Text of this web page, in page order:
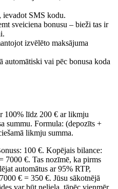
ievadot SMS kodu.
sveiciena bonusu – bieži tas ir
izvēlēto maksājuma
automātiski vai pēc bonusa koda
100% līdz 200 € ar likmju
summu. Formula: (depozīts +
likmju summa.
100 €. Kopējais bilance:
7000 €. Tas nozīmē, ka pirms
automātus ar 95% RTP,
€ = 350 €. Jūsu sākotnējā
var būt neliela, tāpēc vienmēr